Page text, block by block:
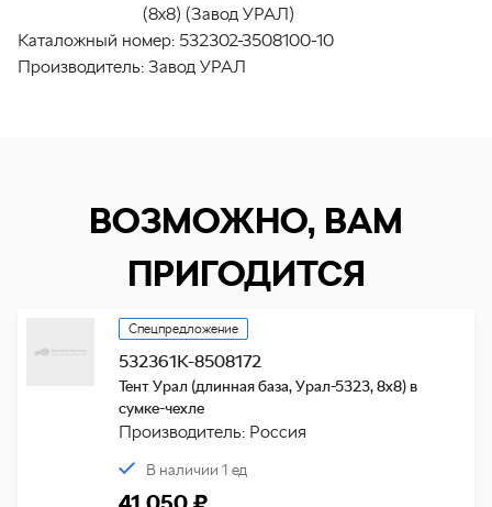
(8х8) (Завод УРАЛ)
Каталожный номер: 532302-3508100-10
Производитель: Завод УРАЛ
ВОЗМОЖНО, ВАМ
ПРИГОДИТСЯ
Спецпредложение
532361К-8508172
Тент Урал (длинная база, Урал-5323, 8х8) в
сумке-чехле
Производитель: Россия
В наличии 1 ед